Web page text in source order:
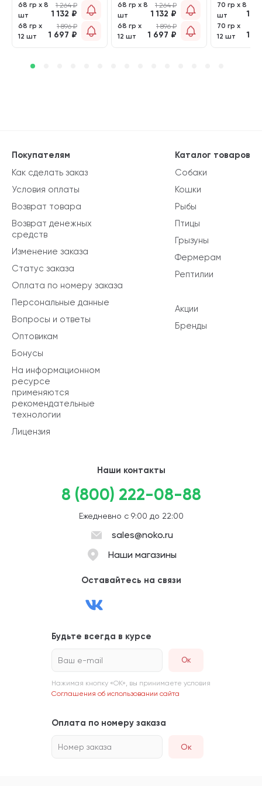
68 гр х 8
шт
1 264₽
1 132 ₽
68 гр х
12 шт
1 896₽
1 697 ₽
68 гр х 8
шт
1 264₽
1 132 ₽
68 гр х
12 шт
1 896₽
1 697 ₽
70 гр х 8
шт
1
70 гр х
12 шт
1
Каталог товаров
Собаки
Кошки
Рыбы
Птицы
Грызуны
Фермерам
Рептилии
Акции
Бренды
Покупателям
Как сделать заказ
Условия оплаты
Возврат товара
Возврат денежных
средств
Изменение заказа
Статус заказа
Оплата по номеру заказа
Персональные данные
Вопросы и ответы
Оптовикам
Бонусы
На информационном
ресурсе
применяются
рекомендательные
технологии
Лицензия
Наши контакты
8 (800) 222-08-88
Ежедневно с 9:00 до 22:00
sales@noko.ru
Наши магазины
Оставайтесь на связи
Будьте всегда в курсе
Ваш e-mail
Нажимая кнопку «ОК», вы принимаете условия
Соглашения об использовании сайта
Оплата по номеру заказа
Номер заказа Ок